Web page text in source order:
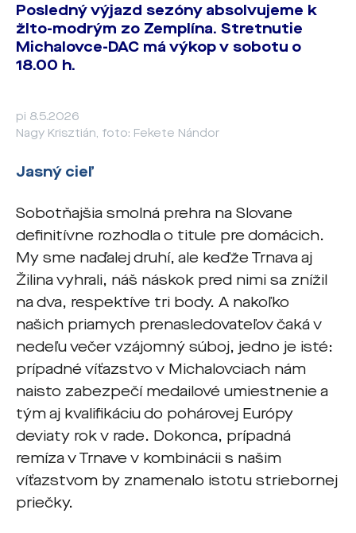
Posledný výjazd sezóny absolvujeme k
žlto-modrým zo Zemplína. Stretnutie
Michalovce-DAC má výkop v sobotu o
18.00 h.
pi 8.5.2026
Nagy Krisztián, foto: Fekete Nándor
Jasný cieľ
Sobotňajšia smolná prehra na Slovane
definitívne rozhodla o titule pre domácich.
My sme naďalej druhí, ale keďže Trnava aj
Žilina vyhrali, náš náskok pred nimi sa znížil
na dva, respektíve tri body. A nakoľko
našich priamych prenasledovateľov čaká v
nedeľu večer vzájomný súboj, jedno je isté:
prípadné víťazstvo v Michalovciach nám
naisto zabezpečí medailové umiestnenie a
tým aj kvalifikáciu do pohárovej Európy
deviaty rok v rade. Dokonca, prípadná
remíza v Trnave v kombinácii s našim
víťazstvom by znamenalo istotu striebornej
priečky.